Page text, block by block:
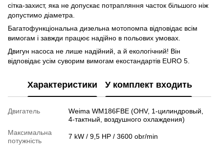
сітка-захист, яка не допускає потрапляння часток більшого ніж
допустимо діаметра.
Багатофункціональна дизельна мотопомпа відповідає всім
вимогам і завжди працює надійно в польових умовах.
Двигун насоса не лише надійний, а й екологічний! Він
відповідає усім суворим вимогам екостандартів EURO 5.
Характеристики У комплект входить
Двигатель
Weima WM186FBE (OHV, 1-цилиндровый,
4-тактный, воздушного охлаждения)
Максимальна
потужність
7 kW / 9,5 HP / 3600 obr/min